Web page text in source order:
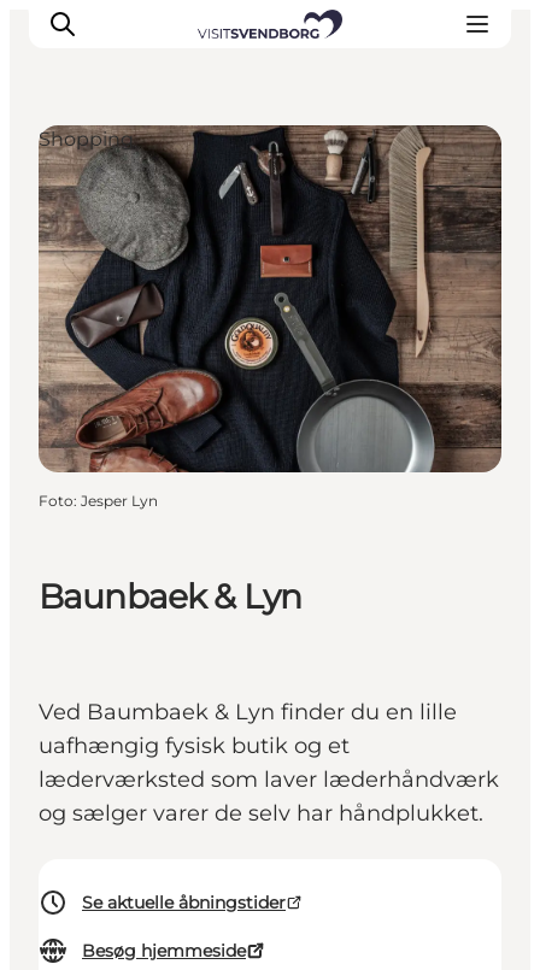
Oplev kultur & natur
Det sker i Svendborg
Spis og drik
handelsbyen Svendborg
Overnatning
Planlæg din tur
Baunbaek & Lyn
Ved Baumbaek & Lyn finder du en lille
uafhængig fysisk butik og et
læderværksted som laver læderhåndværk
og sælger varer de selv har håndplukket.
Se aktuelle åbningstider
Besøg hjemmeside
Shopping
Foto: Jesper Lyn